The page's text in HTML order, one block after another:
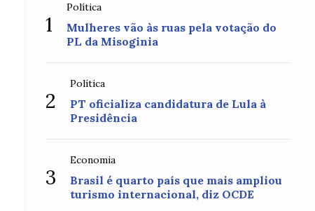
1
Política
Mulheres vão às ruas pela votação do
PL da Misoginia
2
Política
PT oficializa candidatura de Lula à
Presidência
3
Economia
Brasil é quarto país que mais ampliou
turismo internacional, diz OCDE